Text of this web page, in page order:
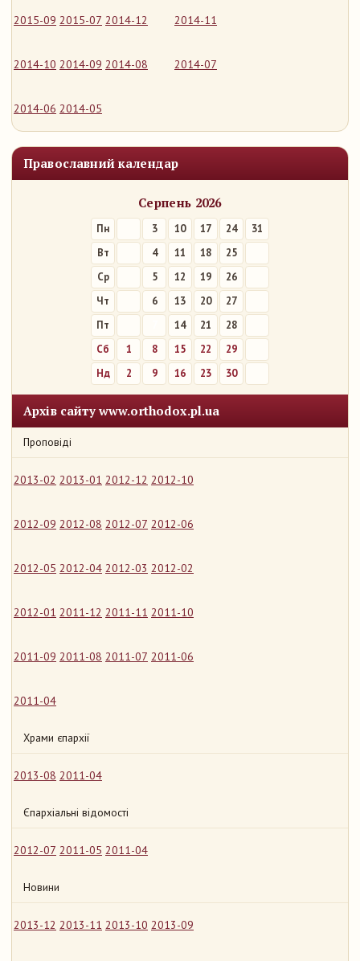
2015-09 2015-07 2014-12 2014-11
2014-10 2014-09 2014-08 2014-07
2014-06 2014-05
Православний календар
Серпень 2026
Пн 3 10 17 24
31
Вт
4 11 18
25
Ср
5 12 19
26
Чт
6 13 20
27
Пт
14 21
28
Сб
1 8 15 22
29
Нд
2 9 16 23 30
Архів сайту www.orthodox.pl.ua
Проповіді
2013-02 2013-01 2012-12 2012-10
2012-09 2012-08 2012-07 2012-06
2012-05 2012-04 2012-03 2012-02
2012-01 2011-12 2011-11 2011-10
2011-09 2011-08 2011-07 2011-06
2011-04
Храми єпархії
2013-08 2011-04
Єпархіальні відомості
2012-07 2011-05 2011-04
Новини
2013-12 2013-11 2013-10 2013-09